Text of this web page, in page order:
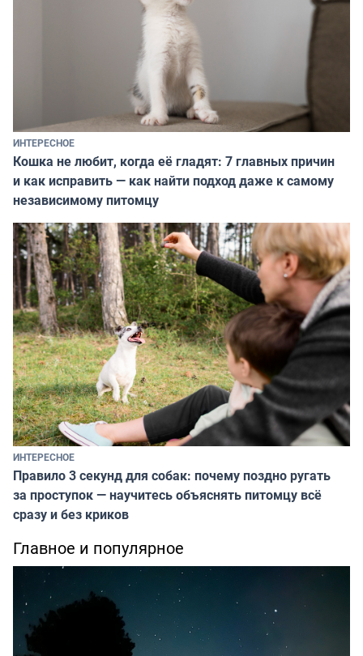
ИНТЕРЕСНОЕ
Кошка не любит, когда её гладят: 7 главных причин
и как исправить — как найти подход даже к самому
независимому питомцу
ИНТЕРЕСНОЕ
Правило 3 секунд для собак: почему поздно ругать
за проступок — научитесь объяснять питомцу всё
сразу и без криков
Главное и популярное